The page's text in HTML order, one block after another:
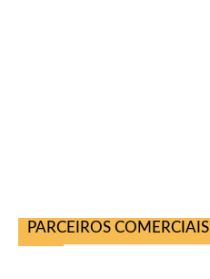
PARCEIROS COMERCIAIS